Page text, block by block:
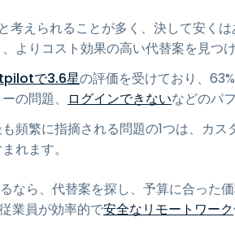
考えられることが多く、決して安く
よりコスト効果の高い代替案を見つ
で3.6星の評価を受けており、
の問題、 ログインできないなどのパ
頻繁に指摘される問題の1つは、カス
れます。
なら、代替案を探し、予算に合った
業員が効率的で安全なリモートワーク